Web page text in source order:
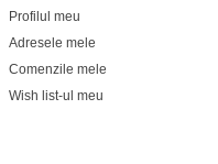
Profilul meu
Adresele mele
Comenzile mele
Wish list-ul meu